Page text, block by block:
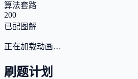
算法套路
200
已配图解
正在加载动画…
刷题计划